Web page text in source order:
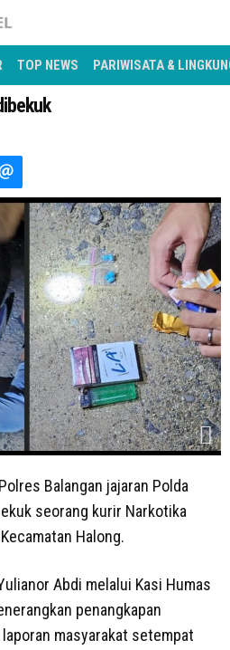
TOP NEWS PARIWISATA &
Balangan jajaran Polda
seorang kurir Narkotika
Halong.
Abdi melalui Kasi Humas
penangkapan
masyarakat setempat